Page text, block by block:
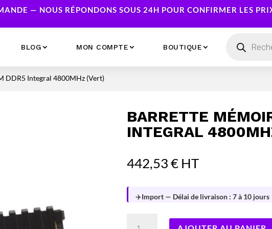
— NOUS RÉPONDONS SOUS 24H POUR CONFIRMER LES
BLOG MON COMPTE BOUTIQUE
produits
DDR5 Integral 4800MHz (Vert)
BARRETTE
INTEGRAL
442,53€ HT
✈️Import — Délai de livraison : 7 à 10 jours
Caméras & Sécurité
Réseau
Onduleurs
Tablettes
Montres